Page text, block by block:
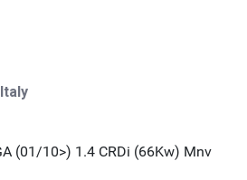
Italy
(01/10>) 1.4 CRDi (66Kw) Mnv